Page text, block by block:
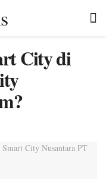
City di